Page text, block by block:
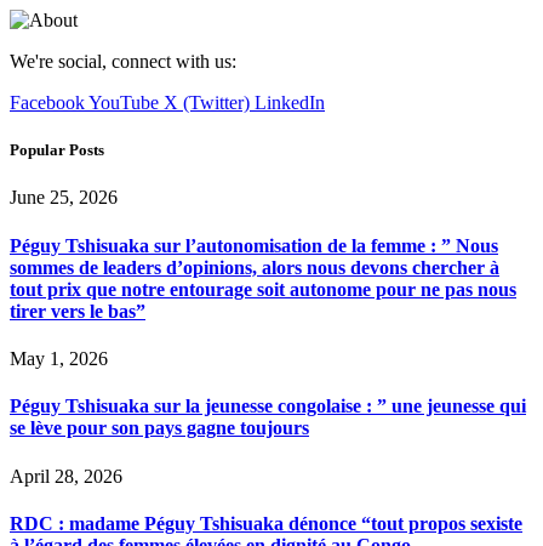
We're social, connect with us:
FacebookYouTube X (Twitter) LinkedIn
Popular Posts
June 25, 2026
Péguy Tshisuaka sur l’autonomisation de la femme : ” Nous
sommes de leaders d’opinions, alors nous devons chercher à
tout prix que notre entourage soit autonome pour ne pas nous
tirer vers le bas”
May 1, 2026
Péguy Tshisuaka sur la jeunesse congolaise : ” une jeunesse qui
se lève pour son pays gagne toujours
April 28, 2026
RDC : madame Péguy Tshisuaka dénonce “tout propos sexiste